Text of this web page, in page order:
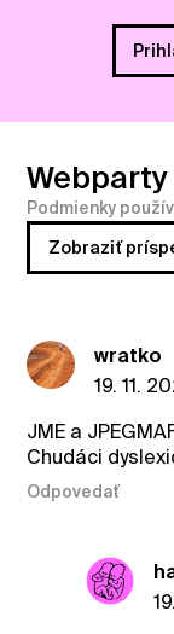
Webparty
Podmienky
Zobraziť
wratko
19. 11.
JME a
Chudáci
Odpovedať